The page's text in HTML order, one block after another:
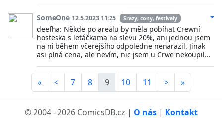
SomeOne 12.5.2023 11:25 Srazy, cony, festivaly
deefha: Někde po areálu by měla pobíhat Crewní
hosteska s letáčkama na slevu 20%, ani jednou jsem
na ni během včerejšího odpoledne nenarazil. Jinak
asi plná cena, ale nevím, nic jsem u Crwe nekoupil...
« < 7 8 9 10 11 > »
© 2004 - 2026 ComicsDB.cz | O nás| Kontakt